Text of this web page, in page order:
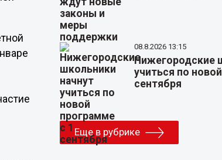
08.8.2026 13:15
Нижегородские
учиться по
сентября
Еще в рубрике